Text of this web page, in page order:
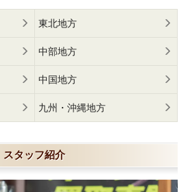
東北地方
中部地方
中国地方
九州・沖縄地方
スタッフ紹介